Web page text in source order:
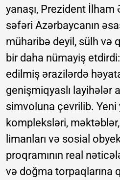
yanaşı, Prezident
səfəri Azərbaycanın
müharibə deyil, sülh və
bir daha nümayiş
edilmiş ərazilərdə
genişmiqyaslı layihələr
simvoluna çevrilib. Yeni
kompleksləri,
limanları və sosial
proqramının real
və doğma torpaqlarına